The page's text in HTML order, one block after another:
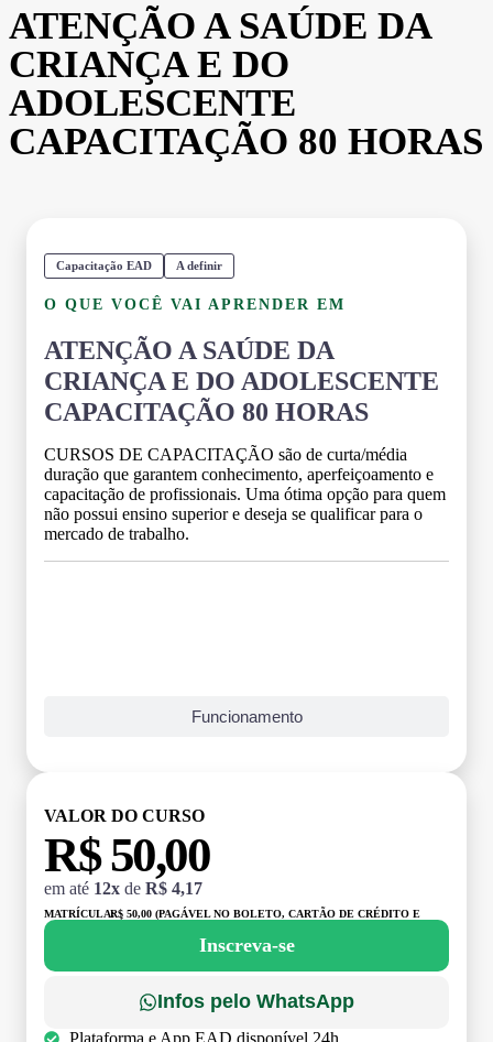
ATENÇÃO A SAÚDE DA
CRIANÇA E DO
ADOLESCENTE
CAPACITAÇÃO 80 HORAS
Capacitação EAD A definir
O QUE VOCÊ VAI APRENDER EM
ATENÇÃO A SAÚDE DA
CRIANÇA E DO ADOLESCENTE
CAPACITAÇÃO 80 HORAS
CURSOS DE CAPACITAÇÃO são de curta/média
duração que garantem conhecimento, aperfeiçoamento e
capacitação de profissionais. Uma ótima opção para quem
não possui ensino superior e deseja se qualificar para o
mercado de trabalho.
Funcionamento
VALOR DO CURSO
R$ 50,00
em até 12x de R$ 4,17
MATRÍCULA:R$ 50,00 (PAGÁVEL NO BOLETO, CARTÃO DE CRÉDITO E
Inscreva-se
Infos pelo WhatsApp
Plataforma e App EAD disponível 24h